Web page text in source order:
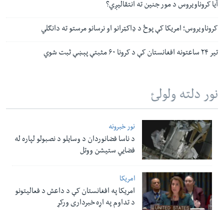
آیا کروناویروس د مور جنین ته انتقالیږي؟
کروناویروس؛ امریکا کې پوځ د ډاکټرانو او نرسانو مرستو ته دانګلي
تیر ۲۴ ساعتونه افغانستان کې د کرونا ۶۰ مثبتې پېښې ثبت شوي
نور دلته ولولئ
نور خبرونه
د ناسا فضانوردان د وسایلو د نصبولو لپاره له
فضایي ستیشن ووتل
امریکا
امریکا په افغانستان کې د داعش د فعالیتونو
د تداوم په اړه خبرداری ورکړ